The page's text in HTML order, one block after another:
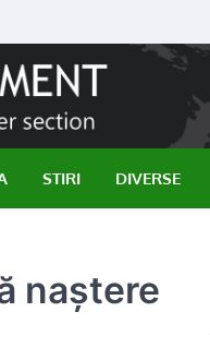
STIRI DIVERSE
naștere